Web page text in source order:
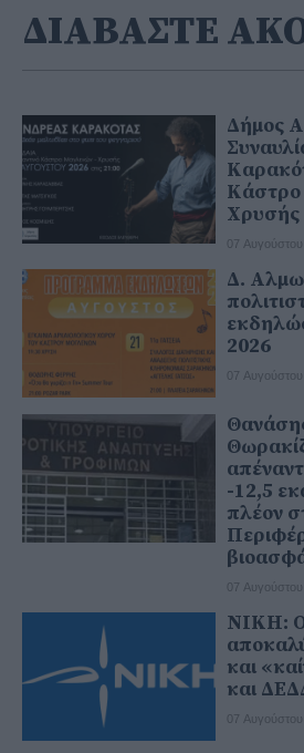
ΔΙΑΒΑΣΤΕ
Δήμος
Χρυσής
07 Αυγούστου
Δ.
2026
07 Αυγούστου
-12,5
πλέον
07 Αυγούστου
ΝΙΚΗ:
και
και
07 Αυγούστου